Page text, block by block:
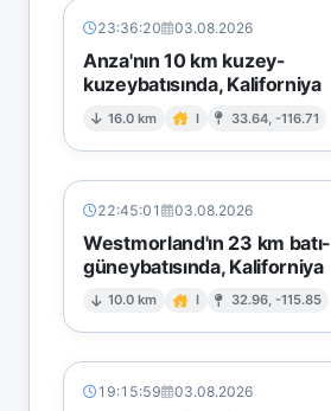
23:36:20 03.08.2026
Anza'nın 10 km kuzey-
kuzeybatısında, Kaliforniya
16.0 km I 33.64, -116.71
22:45:01 03.08.2026
Westmorland'ın 23 km batı-
güneybatısında, Kaliforniya
10.0 km I 32.96, -115.85
19:15:59 03.08.2026